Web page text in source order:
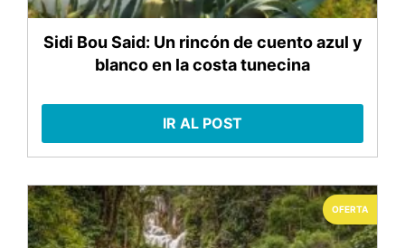
Sidi Bou Said: Un rincón de cuento azul y
blanco en la costa tunecina
IR AL POST
OFERTA